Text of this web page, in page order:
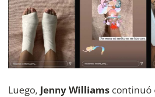
Luego, Jenny Williams continuó